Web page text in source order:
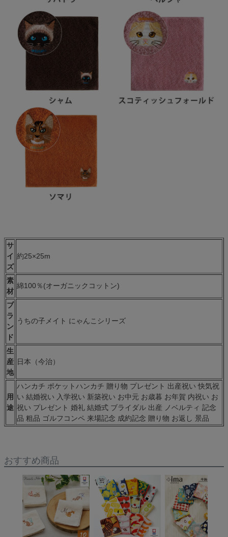
サ
イ
ズ
約25×25m
素
材
綿100％(オーガニックコットン)
ブ
ラ
ン
ド
うちの子メイト にゃんこシリーズ
生
産
地
日本（今治）
用
途
ハンカチ ポケットハンカチ 贈り物 プレゼント 出産祝い 快気祝
い 結婚祝い 入学祝い 新築祝い お中元 お歳暮 お年賀 内祝い お
祝い プレゼント 婚礼 結婚式 ブライダル 出産 ノベルティ 記念
品 粗品 ゴルフコンペ 来場記念 成約記念 贈り物 お返し 景品
おすすめ商品